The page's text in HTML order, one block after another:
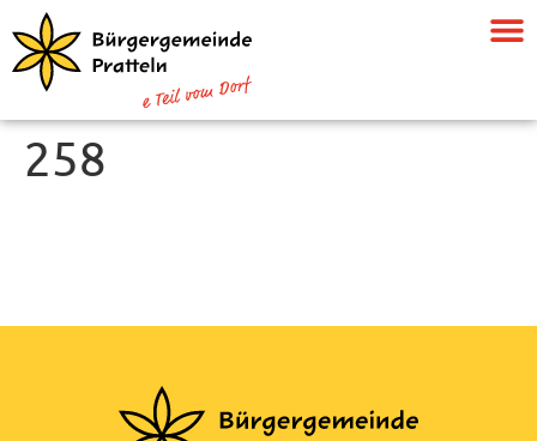
258